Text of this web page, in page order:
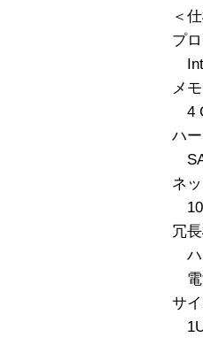
＜
プ
メ
4
ハ
ネ
冗
ハ
電
サイ
1U